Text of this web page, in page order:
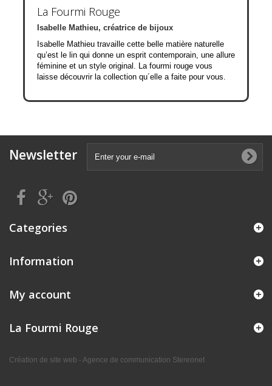
La Fourmi Rouge
Isabelle Mathieu, créatrice de bijoux
Isabelle Mathieu travaille cette belle matière naturelle
qu’est le lin qui donne un esprit contemporain, une allure
féminine et un style original. La fourmi rouge vous
laisse découvrir la collection qu´elle a faite pour vous.
Newsletter
Categories
Information
My account
La Fourmi Rouge
Création de site web - Agence de communication Stereonet